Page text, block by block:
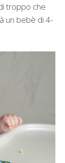
troppo che
un bebè di 4-